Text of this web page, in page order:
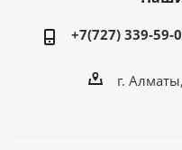
+7(727) 339-59-
г.